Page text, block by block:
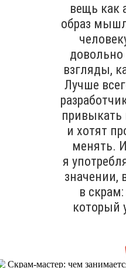
вещь как
образ
довольно
взгляды,
Лучше
привыкать
и хотят
менять.
я
значении,
в
который